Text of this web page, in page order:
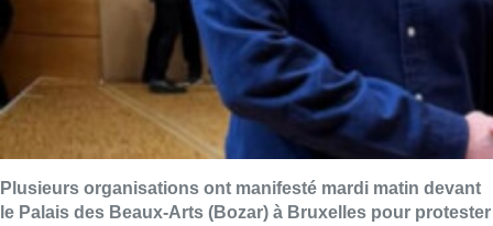
Plusieurs organisations ont manifesté mardi matin devant
le Palais des Beaux-Arts (Bozar) à Bruxelles pour protester